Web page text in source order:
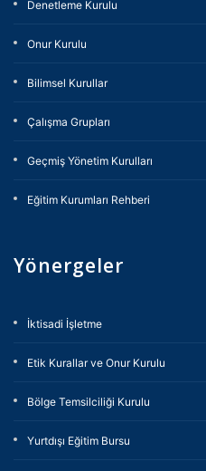
Denetleme Kurulu
Onur Kurulu
Bilimsel Kurullar
Çalışma Grupları
Geçmiş Yönetim Kurulları
Eğitim Kurumları Rehberi
Yönergeler
İktisadi İşletme
Etik Kurallar ve Onur Kurulu
Bölge Temsilciliği Kurulu
Yurtdışı Eğitim Bursu